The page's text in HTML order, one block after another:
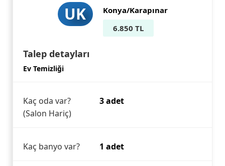
UK
Konya/Karapınar
6.850 TL
Talep detayları
Ev Temizliği
Kaç oda var?
(Salon Hariç)
3 adet
Kaç banyo var? 1 adet